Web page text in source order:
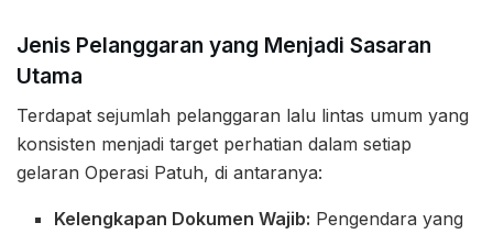
Jenis Pelanggaran yang Menjadi Sasaran
Utama
Terdapat sejumlah pelanggaran lalu lintas umum yang
konsisten menjadi target perhatian dalam setiap
gelaran Operasi Patuh, di antaranya:
Kelengkapan Dokumen Wajib: Pengendara yang